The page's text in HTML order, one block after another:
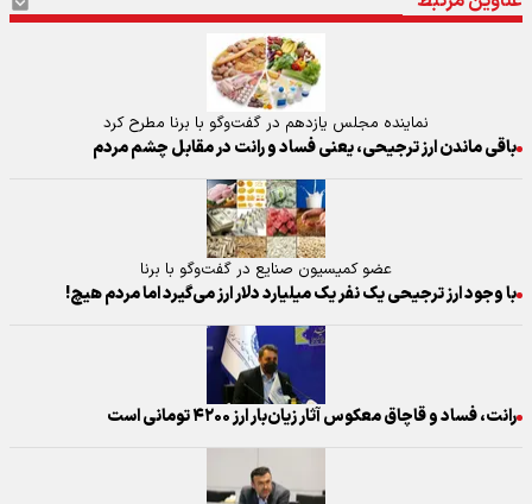
نماینده مجلس یازدهم در گفت‌وگو با برنا مطرح کرد
باقی ماندن ارز ترجیحی، یعنی فساد و رانت در مقابل چشم مردم
عضو کمیسیون صنایع در گفت‌وگو با برنا
با وجود ارز ترجیحی یک نفر یک میلیارد دلار ارز می‌گیرد اما مردم هیچ!
رانت، فساد و قاچاق معکوس آثار زیان‌بار ارز ۴۲۰۰ تومانی است